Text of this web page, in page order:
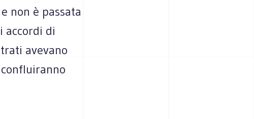
non è passata
accordi di
avevano